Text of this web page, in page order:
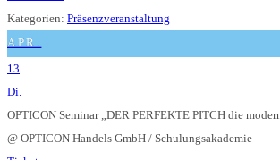
Kategorien: Präsenzveranstaltung
APR.
13
Di.
OPTICON Seminar „DER PERFEKTE PITCH die
@ OPTICON Handels GmbH / Schulungsakademie